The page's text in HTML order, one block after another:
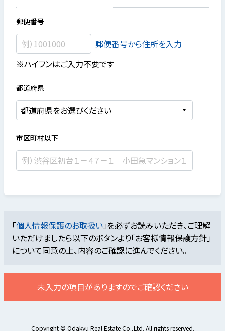
郵便番号
郵便番号から住所を入力
※ハイフンはご入力不要です
都道府県
市区町村以下
「個人情報保護のお取扱い」を必ずお読みいただき、ご理解
いただけましたら以下のボタンより「お客様情報保護方針」
について同意の上、内容のご確認に進んでください。
未入力の項目がありますのでご確認ください
Copyright © Odakyu Real Estate Co.,Ltd. All rights reserved.